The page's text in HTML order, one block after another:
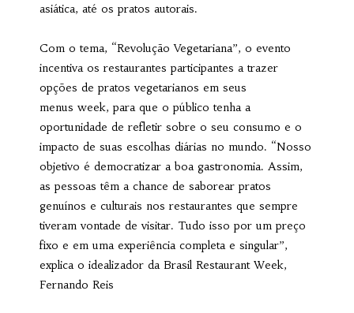
asiática, até os pratos autorais.
Com o tema, “Revolução Vegetariana”, o evento
incentiva os restaurantes participantes a trazer
opções de pratos vegetarianos em seus
menus week, para que o público tenha a
oportunidade de refletir sobre o seu consumo e o
impacto de suas escolhas diárias no mundo. “Nosso
objetivo é democratizar a boa gastronomia. Assim,
as pessoas têm a chance de saborear pratos
genuínos e culturais nos restaurantes que sempre
tiveram vontade de visitar. Tudo isso por um preço
fixo e em uma experiência completa e singular”,
explica o idealizador da Brasil Restaurant Week,
Fernando Reis